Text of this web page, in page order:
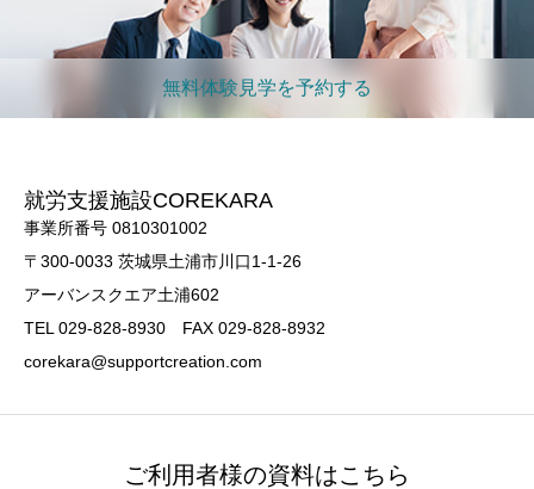
無料体験見学を予約する
就労支援施設COREKARA
事業所番号 0810301002
〒300-0033 茨城県土浦市川口1-1-26
アーバンスクエア土浦602
TEL 029-828-8930 FAX 029-828-8932
corekara@supportcreation.com
ご利用者様の資料はこちら